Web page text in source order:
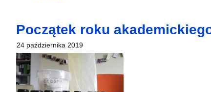
Początek roku
24 października 2019